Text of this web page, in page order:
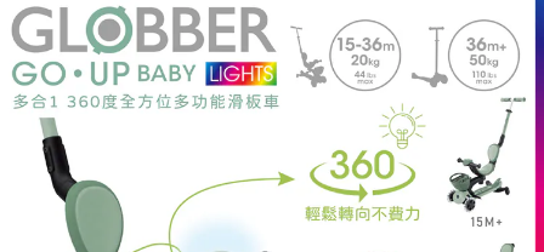
匯豐（台灣）商業銀行
華泰商業銀行
聯邦商業銀行
遠東國際商業銀行
元大商業銀行
永豐商業銀行
玉山商業銀行
星展（台灣）商業銀行
台新國際商業銀行
中國信託商業銀行
台灣樂天信用卡公司
臺灣中小企業銀行
台中商業銀行
匯豐（台灣）商業銀行
華泰商業銀行
聯邦商業銀行
遠東國際商業銀行
元大商業銀行
玉山商業銀行
星展（台灣）商業銀行
台新國際商業銀行
中國信託商業銀行
台灣樂天信用卡公司
上海商業儲蓄銀行
國泰世華商業銀行
兆豐國際商業銀行
臺灣中小企業銀行
台中商業銀行
匯豐（台灣）商業銀行
華泰商業銀行
聯邦商業銀行
遠東國際商業銀行
元大商業銀行
玉山商業銀行
星展（台灣）商業銀行
台新國際商業銀行
中國信託商業銀行
台灣樂天信用卡公司
華南商業銀行
彰化商業銀行
上海商業儲蓄銀行
台北富邦商業銀行
兆豐國際商業銀行
臺灣中小企業銀行
台中商業銀行
匯豐（台灣）商業銀行
華泰商業銀行
聯邦商業銀行
遠東國際商業銀行
元大商業銀行
永豐商業銀行
玉山商業銀行
星展（台灣）商業銀行
台新國際商業銀行
中國信託商業銀行
台灣樂天信用卡公司
Apple Pay
街口支付
悠遊付
Google Pay
全盈+PAY